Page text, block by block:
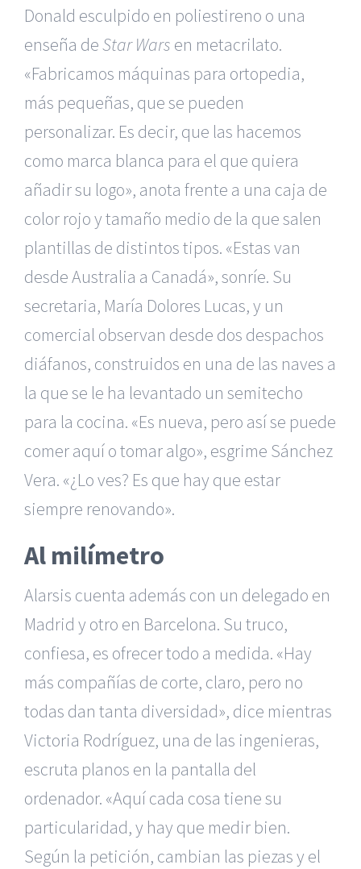
Donald esculpido en poliestireno o una
enseña deStar Wars en metacrilato.
«Fabricamos máquinas para ortopedia,
más pequeñas, que se pueden
personalizar. Es decir, que las hacemos
como marca blanca para el que quiera
añadir su logo», anota frente a una caja de
color rojo y tamaño medio de la que salen
plantillas de distintos tipos. «Estas van
desde Australia a Canadá», sonríe. Su
secretaria, María Dolores Lucas, y un
comercial observan desde dos despachos
diáfanos, construidos en una de las naves a
la que se le ha levantado un semitecho
para la cocina. «Es nueva, pero así se puede
comer aquí o tomar algo», esgrime Sánchez
Vera. «¿Lo ves? Es que hay que estar
siempre renovando».
Al milímetro
Alarsis cuenta además con un delegado en
Madrid y otro en Barcelona. Su truco,
confiesa, es ofrecer todo a medida. «Hay
más compañías de corte, claro, pero no
todas dan tanta diversidad», dice mientras
Victoria Rodríguez, una de las ingenieras,
escruta planos en la pantalla del
ordenador. «Aquí cada cosa tiene su
particularidad, y hay que medir bien.
Según la petición, cambian las piezas y el